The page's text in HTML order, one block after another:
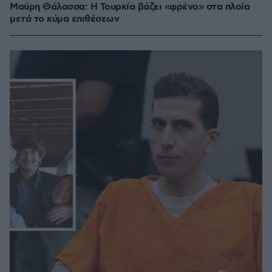
Μαύρη Θάλασσα: Η Τουρκία βάζει «φρένο» στα πλοία
μετά το κύμα επιθέσεων